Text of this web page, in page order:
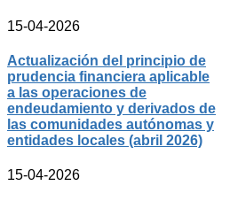
15-04-2026
Actualización del principio de
prudencia financiera aplicable
a las operaciones de
endeudamiento y derivados de
las comunidades autónomas y
entidades locales (abril 2026)
15-04-2026